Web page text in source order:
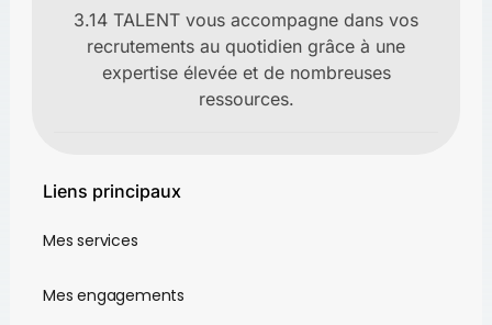
3.14 TALENT vous accompagne dans vos
recrutements au quotidien grâce à une
expertise élevée et de nombreuses
ressources.
Liens principaux
Mes services
Mes engagements